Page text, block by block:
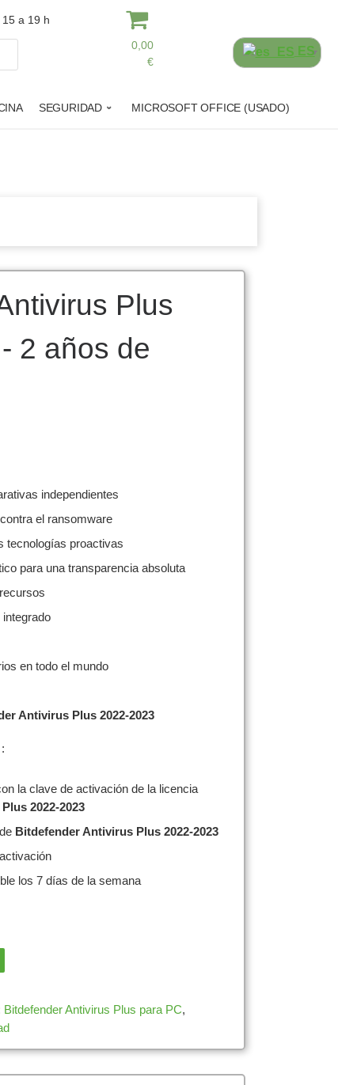
a 19 h
0,00
€
ES
SEGURIDAD MICROSOFT OFFICE (USADO)
Plus
2 años de
original era: 49,99 €.
precio actual es: 14,90 €.
independientes
el ransomware
tecnologías proactivas
para una transparencia absoluta
en todo el mundo
Antivirus Plus 2022-2023
la clave de activación de la licencia
2022-2023
Bitdefender Antivirus Plus 2022-2023
los 7 días de la semana
- 1 PC - Abonnement 2 ans cantidad
Bitdefender Antivirus Plus para PC,